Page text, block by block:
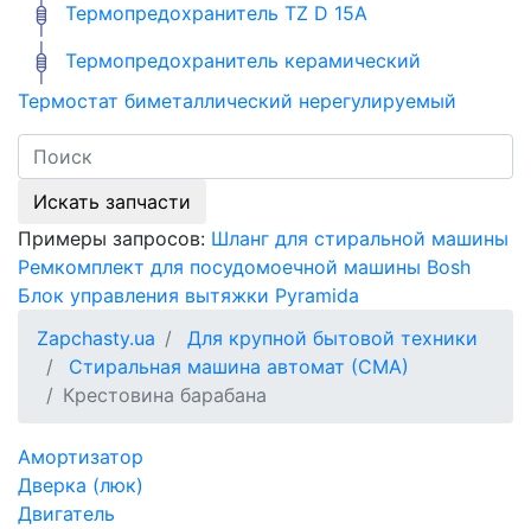
Термопредохранитель TZ D 15A
Термопредохранитель керамический
Термостат биметаллический нерегулируемый
Искать запчасти
Примеры запросов: Шланг для стиральной машины
Ремкомплект для посудомоечной машины Bosh
Блок управления вытяжки Pyramida
Zapchasty.ua
Для крупной бытовой техники
Стиральная машина автомат (СМА)
Крестовина барабана
Амортизатор
Дверка (люк)
Двигатель